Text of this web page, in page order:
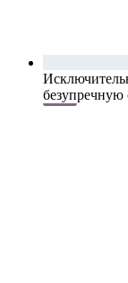
безупречную